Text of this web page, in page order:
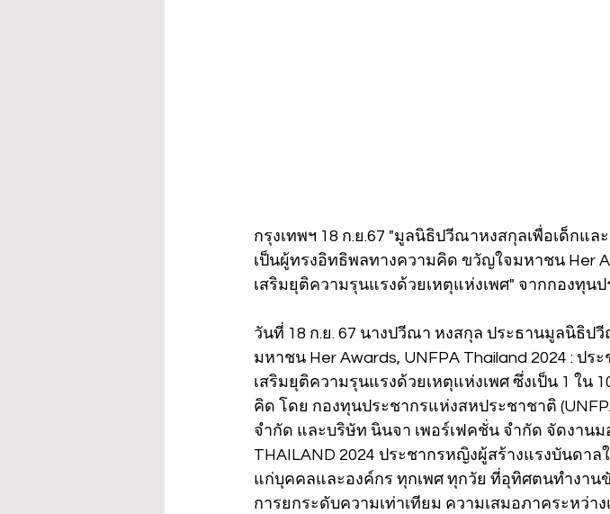
กรุงเทพฯ 18 ก.ย.67 "มูลนิธิปวีณาหงสกุลเพื่อเด็กแ
เป็นผู้ทรงอิทธิพลทางความคิด ขวัญใจมหาชน Her
เสริมยุติความรุนแรงด้วยเหตุแห่งเพศ" จากกองทุน
วันที่ 18 ก.ย. 67 นางปวีณา หงสกุล ประธานมูลนิธิป
มหาชน Her Awards, UNFPA Thailand 2024 : ปร
เสริมยุติความรุนแรงด้วยเหตุแห่งเพศ ซึ่งเป็น 1 ใน
คิด โดย กองทุนประชากรแห่งสหประชาชาติ
จำกัด และบริษัท นินจา เพอร์เฟคชั่น จำกัด จัดงานมอ
THAILAND 2024 ประชากรหญิงผู้สร้างแรงบันดาล
แก่บุคคลและองค์กร ทุกเพศ ทุกวัย ที่อุทิศตนทำงาน
การยกระดับความเท่าเทียม ความเสมอภาคระหว่